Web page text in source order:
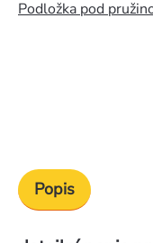
Podložka pod
Popis